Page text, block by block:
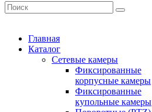
Главная
Каталог
Сетевые камеры
Фиксированные
корпусные камеры
Фиксированные
купольные камеры